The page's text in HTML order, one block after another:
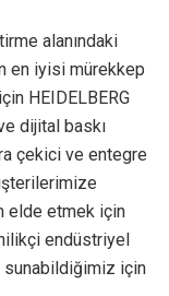
alanındaki
en iyisi mürekkep
HEIDELBERG
dijital baskı
çekici ve entegre
elde etmek için
endüstriyel
sunabildiğimiz için